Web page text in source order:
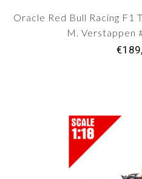
Oracle Red Bull Racing F1
M. Verstappen